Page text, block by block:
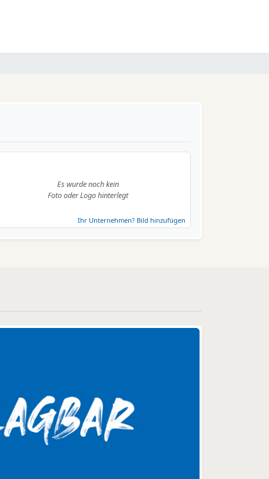
Es wurde noch kein
Foto oder Logo hinterlegt
Ihr Unternehmen? Bild hinzufügen